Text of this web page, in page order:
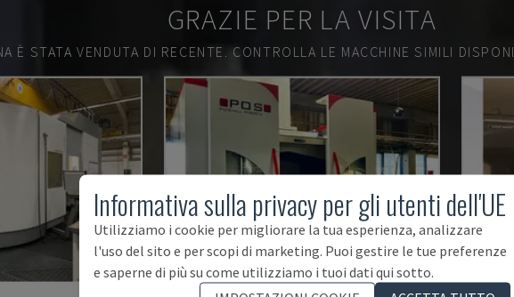
GRAZIE PER LA VISITA
È STATA VENDUTA DI RECENTE. CONTROLLA LE MACCHINE SIMILI
Informativa sulla privacy per gli utenti dell'UE
Utilizziamo i cookie per migliorare la tua esperienza, analizzare
l'uso del sito e per scopi di marketing. Puoi gestire le tue preferenze
e saperne di più su come utilizziamo i tuoi dati qui sotto.